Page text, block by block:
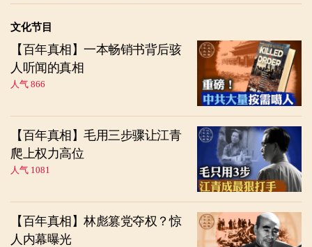
文化节目
【百年真相】一本畅销书背后骇
人听闻的真相
人气 866
【百年真相】毛用三步骤让江青
爬上权力高位
人气 1081
【百年真相】林彪篡党夺权？惊
人内幕曝光